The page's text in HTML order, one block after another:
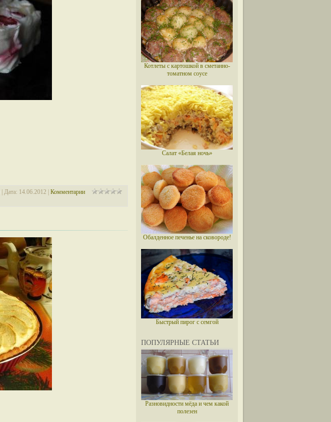
Котлеты с картошкой в сметанно-
томатном соусе
Салат «Белая ночь»
Обалденное печенье на сковороде!
Быстрый пирог с семгой
ПОПУЛЯРНЫЕ СТАТЬИ
Разновидности мёда и чем какой
полезен
| Дата: 14.06.2012 Комментарии